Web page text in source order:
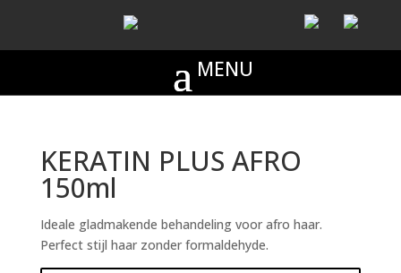
KERATIN PLUS AFRO
150ml
Ideale gladmakende behandeling voor afro haar.
Perfect stijl haar zonder formaldehyde.